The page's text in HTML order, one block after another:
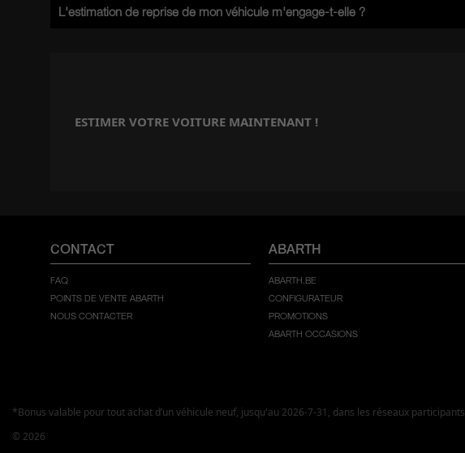
L'estimation de reprise de mon véhicule m'engage-t-elle ?
ESTIMER VOTRE VOITURE MAINTENANT !
CONTACT
FAQ
POINTS DE VENTE ABARTH
NOUS CONTACTER
ABARTH
ABARTH.BE
CONFIGURATEUR
PROMOTIONS
ABARTH OCCASIONS
*Bonus valable pour tout achat d’un véhicule neuf, jusqu'au 2026-7-31, dans les réseaux participants
© 2026